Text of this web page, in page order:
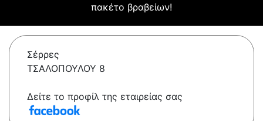
πακέτο βραβείων!
Σέρρες
ΤΣΑΛΟΠΟΥΛΟΥ 8
Δείτε το προφίλ της εταιρείας σας